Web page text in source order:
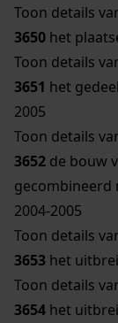
Toon details
3650 het
Toon details
3651 het
2005
Toon details
3652 de bouw
gecombineerd
2004-2005
Toon details
3653 het
Toon details
3654 het